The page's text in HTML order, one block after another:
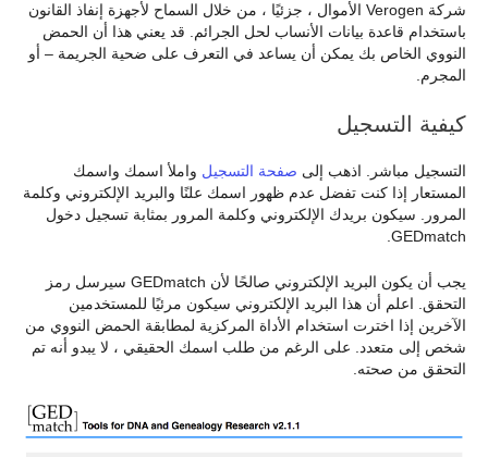
شركة Verogen الأموال ، جزئيًا ، من خلال السماح لأجهزة إنفاذ القانون
باستخدام قاعدة بيانات الأنساب لحل الجرائم. قد يعني هذا أن الحمض
النووي الخاص بك يمكن أن يساعد في التعرف على ضحية الجريمة – أو
المجرم.
كيفية التسجيل
التسجيل مباشر. اذهب إلى صفحة التسجيل واملأ اسمك واسمك
المستعار إذا كنت تفضل عدم ظهور اسمك علنًا والبريد الإلكتروني وكلمة
المرور. سيكون بريدك الإلكتروني وكلمة المرور بمثابة تسجيل دخول
GEDmatch.
يجب أن يكون البريد الإلكتروني صالحًا لأن GEDmatch سيرسل رمز
التحقق. اعلم أن هذا البريد الإلكتروني سيكون مرئيًا للمستخدمين
الآخرين إذا اخترت استخدام الأداة المركزية لمطابقة الحمض النووي من
شخص إلى متعدد. على الرغم من طلب اسمك الحقيقي ، لا يبدو أنه تم
التحقق من صحته.